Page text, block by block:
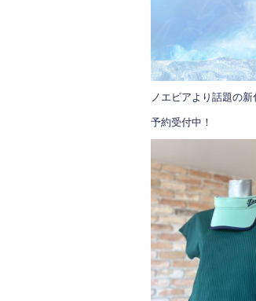
ノエビアより話題の
予約受付中！